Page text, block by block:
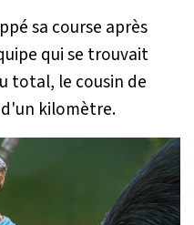
sa course après
qui se trouvait
total, le cousin de
d'un kilomètre.